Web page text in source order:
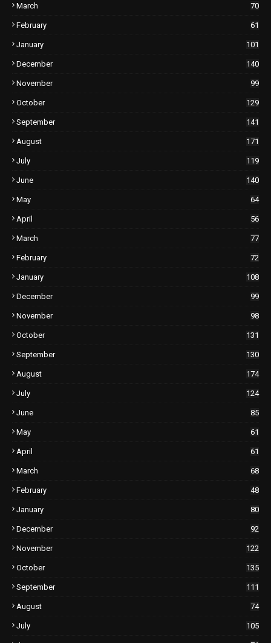
March 70
February 61
January 101
December 140
November 99
October 129
September 141
August 171
July 119
June 140
May 64
April 56
March 77
February 72
January 108
December 99
November 98
October 131
September 130
August 174
July 124
June 85
May 61
April 61
March 68
February 48
January 80
December 92
November 122
October 135
September 111
August 74
July 105